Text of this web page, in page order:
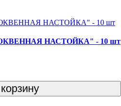
НАСТОЙКА" - 10 шт